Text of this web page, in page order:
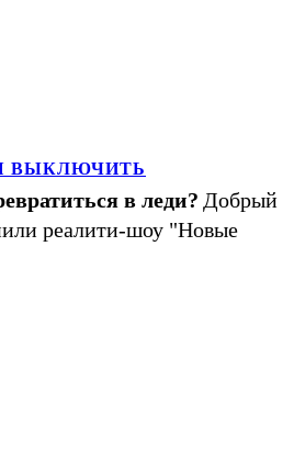
ВЫКЛЮЧИТЬ
в леди? Добрый
реалити-шоу "Новые